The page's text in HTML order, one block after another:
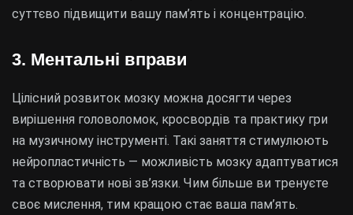
суттєво підвищити вашу пам’ять і концентрацію.
3. Ментальні вправи
Цілісний розвиток мозку можна досягти через
вирішення головоломок, кросвордів та практику гри
на музичному інструменті. Такі заняття стимулюють
нейропластичність — можливість мозку адаптуватися
та створювати нові зв’язки. Чим більше ви тренуєте
своє мислення, тим кращою стає ваша пам’ять.